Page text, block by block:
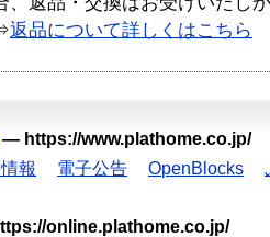
返品について詳しくはこちら
— https://www.plathome.co.jp/
報 電子公告 OpenBlocks
online.plathome.co.jp/